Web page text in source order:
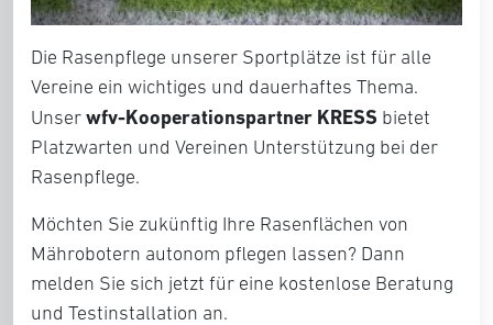
Die Rasenpflege unserer Sportplätze ist für alle
Vereine ein wichtiges und dauerhaftes Thema.
Unser wfv-Kooperationspartner KRESS bietet
Platzwarten und Vereinen Unterstützung bei der
Rasenpflege.
Möchten Sie zukünftig Ihre Rasenflächen von
Mährobotern autonom pflegen lassen? Dann
melden Sie sich jetzt für eine kostenlose Beratung
und Testinstallation an.